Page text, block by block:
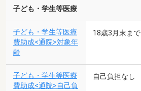
子ども・学生等医療
子ども・学生等医療
費助成<通院>対象年
齢
18歳3月末まで
子ども・学生等医療
費助成<通院>自己負
自己負担なし